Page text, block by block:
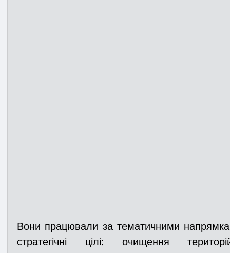
Вони працювали за тематичними
стратегічні цілі: очищення